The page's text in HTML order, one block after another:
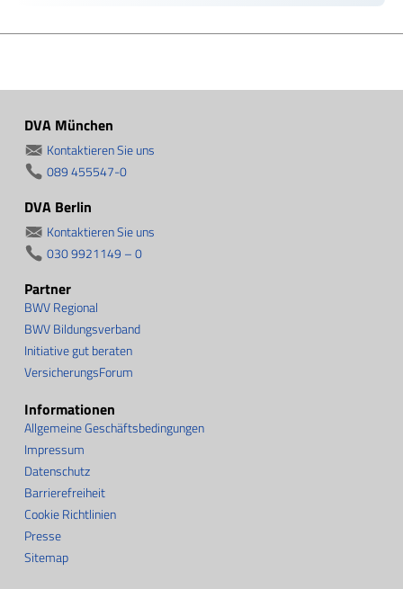
DVA München
Kontaktieren Sie uns
089 455547-0
DVA Berlin
Kontaktieren Sie uns
030 9921149 – 0
Informationen
Allgemeine Geschäftsbedingungen
Impressum
Datenschutz
Barrierefreiheit
Cookie Richtlinien
Presse
Sitemap
Partner
BWV Regional
BWV Bildungsverband
Initiative gut beraten
VersicherungsForum